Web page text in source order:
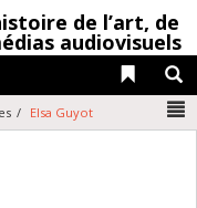
de l’art, de
audiovisuels
Liens
Elsa Guyot